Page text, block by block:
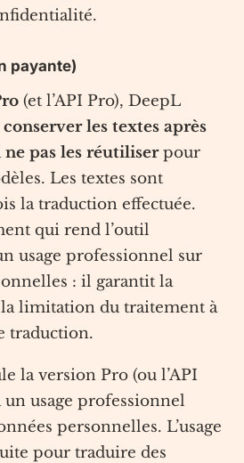
payante)
(et l’API Pro), DeepL
conserver les textes après
ne pas les réutiliserpour
Les textes sont
la traduction effectuée.
qui rend l’outil
usage professionnel sur
: il garantit la
limitation du traitement à
traduction.
la version Pro (ou l’API
un usage professionnel
personnelles. L’usage
pour traduire des